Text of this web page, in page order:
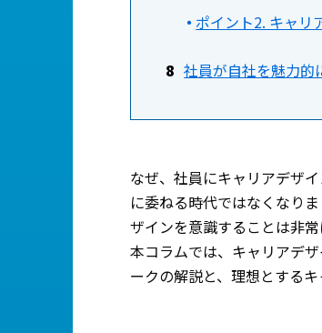
ポイント2. キャリ
社員が自社を魅力的
なぜ、社員にキャリアデザ
に委ねる時代ではなくなり
ザインを意識することは非常
本コラムでは、キャリアデ
ークの解説と、理想とする